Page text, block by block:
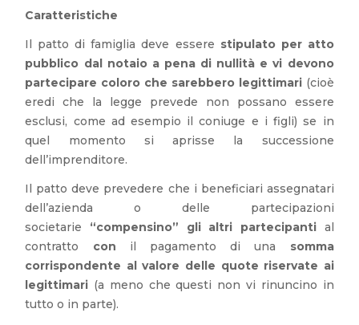
Caratteristiche
Il patto di famiglia deve essere stipulato per atto
pubblico dal notaio a pena di nullità e vi devono
partecipare coloro che sarebbero legittimari(cioè
eredi che la legge prevede non possano essere
esclusi, come ad esempio il coniuge e i figli) se in
quel momento si aprisse la successione
dell’imprenditore.
Il patto deve prevedere che i beneficiari assegnatari
dell’azienda o delle partecipazioni
societarie “compensino” gli altri partecipantial
contratto con il pagamento di una somma
corrispondente al valore delle quote riservate ai
legittimari (a meno che questi non vi rinuncino in
tutto o in parte).